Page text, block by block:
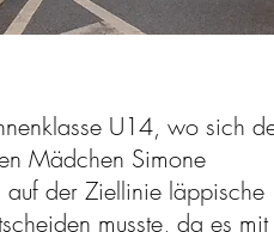
U14, wo sich
Mädchen Simone
auf der Ziellinie läppische
musste, da es mit